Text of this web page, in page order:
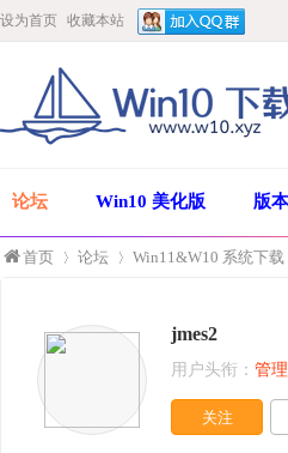
设为首页 收藏本站
论坛 Win10 美化版 版
首页
»
论坛 Win11&W10 系统下载
›
jmes2
用户头衔： 管
关注